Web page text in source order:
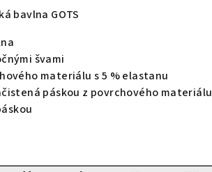
bavlna GOTS
švami
materiálu s 5 % elastanu
páskou z povrchového materiálu